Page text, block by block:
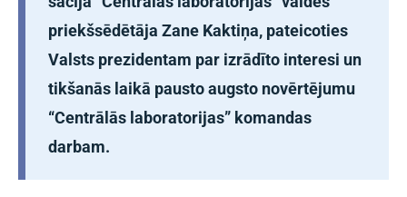
priekšsēdētāja Zane Kaktiņa, pateicoties
Valsts prezidentam par izrādīto interesi un
tikšanās laikā pausto augsto novērtējumu
“Centrālās laboratorijas” komandas
darbam.